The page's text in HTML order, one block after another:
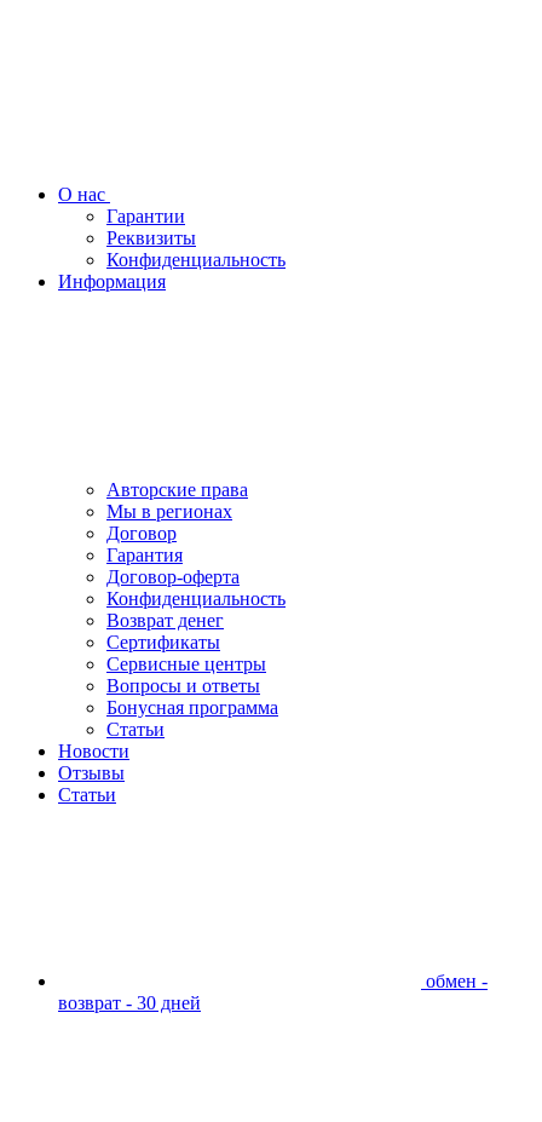
О нас
Гарантии
Реквизиты
Конфиденциальность
Информация
Авторские права
Мы в регионах
Договор
Гарантия
Договор-оферта
Конфиденциальность
Возврат денег
Сертификаты
Сервисные центры
Вопросы и ответы
Бонусная программа
Статьи
Новости
Отзывы
Статьи
обмен -
возврат - 30 дней